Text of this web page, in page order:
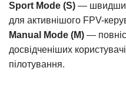
Sport Mode (S) —
для активнішого FPV-
Manual Mode (M) —
досвідченіших
пілотування.